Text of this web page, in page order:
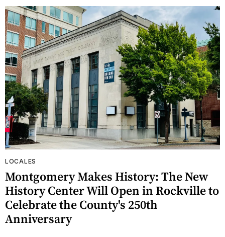
LOCALES
Montgomery Makes History: The New
History Center Will Open in Rockville to
Celebrate the County's 250th
Anniversary